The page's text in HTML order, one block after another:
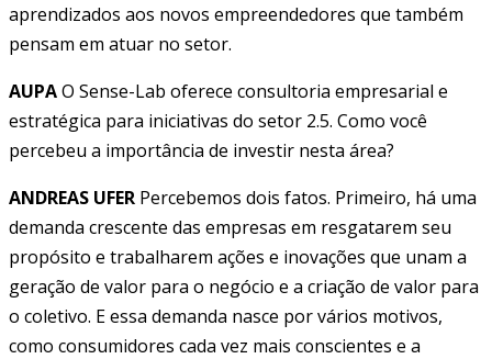
aprendizados aos novos empreendedores que também
pensam em atuar no setor.
AUPAO Sense-Lab oferece consultoria empresarial e
estratégica para iniciativas do setor 2.5. Como você
percebeu a importância de investir nesta área?
ANDREAS UFER Percebemos dois fatos. Primeiro, há uma
demanda crescente das empresas em resgatarem seu
propósito e trabalharem ações e inovações que unam a
geração de valor para o negócio e a criação de valor para
o coletivo. E essa demanda nasce por vários motivos,
como consumidores cada vez mais conscientes e a